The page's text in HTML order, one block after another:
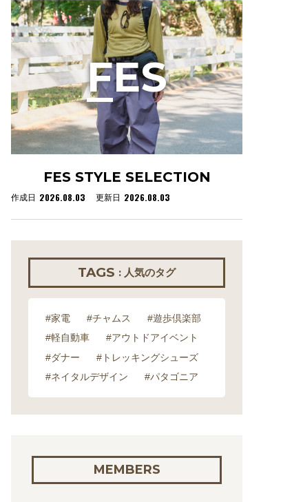
FES STYLE SELECTION
作成日 2026.08.03 更新日 2026.08.03
FES
TAGS : 人気のタグ
#家電 #チャムス
#遊歩倶楽部
#軽自動車
#アウトドアイベント
#ダナー
#トレッキングシューズ
#ネイタルデザイン
#パタゴニア
MEMBERS